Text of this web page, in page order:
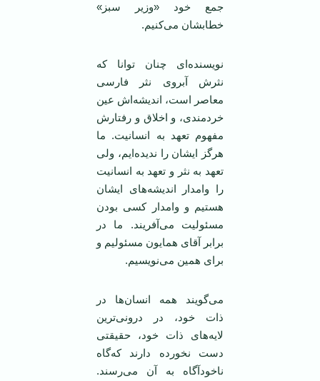
جمع خود «وزیر سبز»
خطابشان می‌کنیم.
نویسنده‌ای چنان توانا که
نثرش آبروی نثر فارسی
معاصر است، اندیشه‌اش عین
خردمندی، و اخلاق و رفتارش
مفهوم تعهد به انسانیت. ما
هرگز ایشان را ندیده‌ایم، ولی
تعهد به نثر و تعهد به انسانیت
را وامدار اندیشه‌های ایشان
هستیم و وامدار کسی بودن
مسئولیت می‌آفریند. ما در
برابر آقای همایون مسئولیم و
برای همین می‌نویسیم.
می‌گویند همه انسان‌ها در
ذات خود، در درونی‌ترین
لایه‌های ذات خود، حقیقتی
دست نخورده دارند که‌گاه
ناخودآگاه به آن می‌رسند.